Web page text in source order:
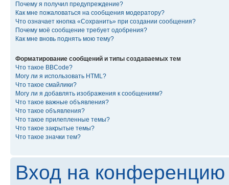
Почему я получил предупреждение?
Как мне пожаловаться на сообщения модератору?
Что означает кнопка «Сохранить» при создании сообщения?
Почему моё сообщение требует одобрения?
Как мне вновь поднять мою тему?
Форматирование сообщений и типы создаваемых тем
Что такое BBCode?
Могу ли я использовать HTML?
Что такое смайлики?
Могу ли я добавлять изображения к сообщениям?
Что такое важные объявления?
Что такое объявления?
Что такое прилепленные темы?
Что такое закрытые темы?
Что такое значки тем?
Вход на конференцию